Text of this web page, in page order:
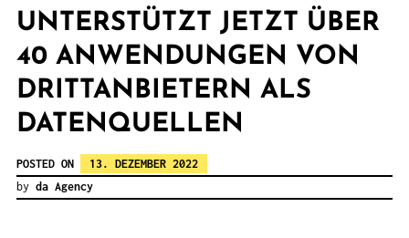
UNTERSTÜTZT JETZT ÜBER
40 ANWENDUNGEN VON
DRITTANBIETERN ALS
DATENQUELLEN
POSTED ON
13. DEZEMBER 2022
by da Agency